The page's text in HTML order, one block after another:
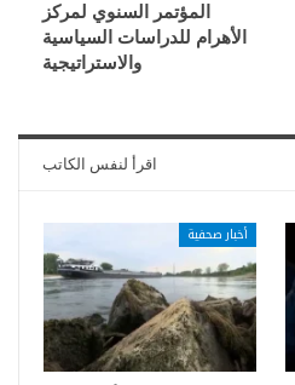
المؤتمر السنوي لمركز
الأهرام للدراسات السياسية
والاستراتيجية
اقرأ لنفس الكاتب
أخبار صحفية